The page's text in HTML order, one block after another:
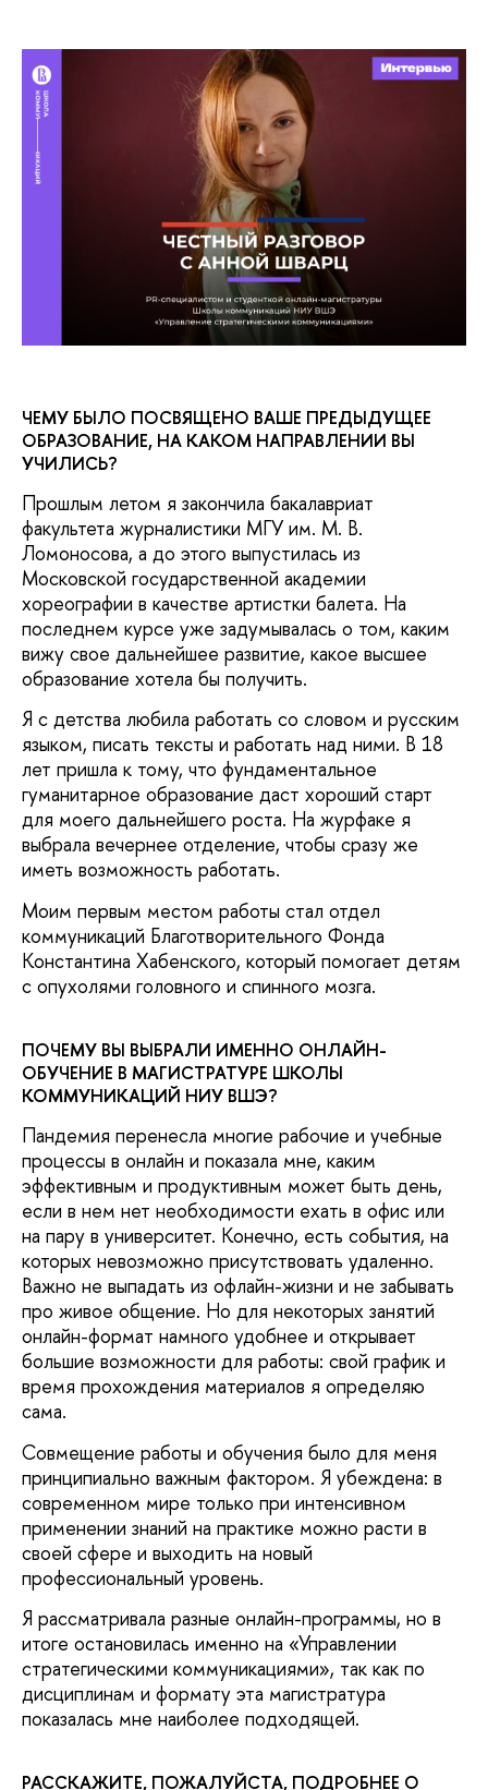
ЧЕМУ БЫЛО ПОСВЯЩЕНО ВАШЕ ПРЕДЫДУЩЕЕ
ОБРАЗОВАНИЕ, НА КАКОМ НАПРАВЛЕНИИ ВЫ
УЧИЛИСЬ?
Прошлым летом я закончила бакалавриат
факультета журналистики МГУ им. М. В.
Ломоносова, а до этого выпустилась из
Московской государственной академии
хореографии в качестве артистки балета. На
последнем курсе уже задумывалась о том, каким
вижу свое дальнейшее развитие, какое высшее
образование хотела бы получить.
Я с детства любила работать со словом и русским
языком, писать тексты и работать над ними. В 18
лет пришла к тому, что фундаментальное
гуманитарное образование даст хороший старт
для моего дальнейшего роста. На журфаке я
выбрала вечернее отделение, чтобы сразу же
иметь возможность работать.
Моим первым местом работы стал отдел
коммуникаций Благотворительного Фонда
Константина Хабенского, который помогает детям
с опухолями головного и спинного мозга.
ПОЧЕМУ ВЫ ВЫБРАЛИ ИМЕННО ОНЛАЙН-
ОБУЧЕНИЕ В МАГИСТРАТУРЕ ШКОЛЫ
КОММУНИКАЦИЙ НИУ ВШЭ?
Пандемия перенесла многие рабочие и учебные
процессы в онлайн и показала мне, каким
эффективным и продуктивным может быть день,
если в нем нет необходимости ехать в офис или
на пару в университет. Конечно, есть события, на
которых невозможно присутствовать удаленно.
Важно не выпадать из офлайн-жизни и не забывать
про живое общение. Но для некоторых занятий
онлайн-формат намного удобнее и открывает
большие возможности для работы: свой график и
время прохождения материалов я определяю
сама.
Совмещение работы и обучения было для меня
принципиально важным фактором. Я убеждена: в
современном мире только при интенсивном
применении знаний на практике можно расти в
своей сфере и выходить на новый
профессиональный уровень.
Я рассматривала разные онлайн-программы, но в
итоге остановилась именно на «Управлении
стратегическими коммуникациями», так как по
дисциплинам и формату эта магистратура
показалась мне наиболее подходящей.
РАССКАЖИТЕ, ПОЖАЛУЙСТА, ПОДРОБНЕЕ О